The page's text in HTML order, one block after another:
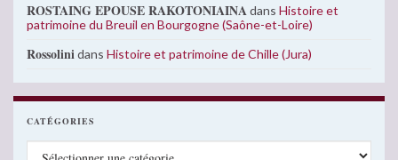
ROSTAING EPOUSE RAKOTONIAINAdans Histoire et
patrimoine du Breuil en Bourgogne (Saône-et-Loire)
Rossolinidans Histoire et patrimoine de Chille (Jura)
CATÉGORIES
Catégories